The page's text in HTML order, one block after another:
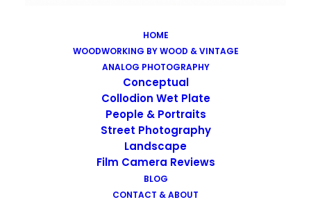
HOME
WOODWORKING BY WOOD & VINTAGE
ANALOG PHOTOGRAPHY
Conceptual
Collodion Wet Plate
People & Portraits
Street Photography
Landscape
Film Camera Reviews
BLOG
CONTACT & ABOUT
Images tagged "covid-19"
Images tagged "covid-19"